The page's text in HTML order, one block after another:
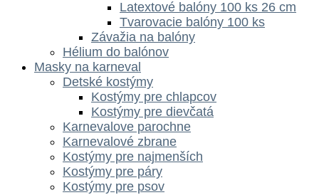
Latextové balóny 100 ks 26 cm
Tvarovacie balóny 100 ks
Závažia na balóny
Hélium do balónov
Masky na karneval
Detské kostýmy
Kostýmy pre chlapcov
Kostýmy pre dievčatá
Karnevalove parochne
Karnevalové zbrane
Kostýmy pre najmenších
Kostýmy pre páry
Kostýmy pre psov